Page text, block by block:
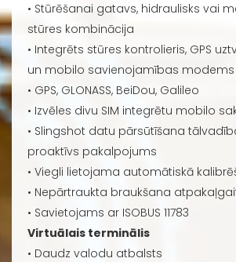
• Stūrēšanai gatavs, hidraulisks vai
stūres kombinācija
• Integrēts stūres kontrolieris, GPS
un mobilo savienojamības modems
• GPS, GLONASS, BeiDou, Galileo
• Izvēles divu SIM integrētu mobilo
• Slingshot datu pārsūtīšana
proaktīvs pakalpojums
• Viegli lietojama automātiskā
• Nepārtraukta braukšana
• Savietojams ar ISOBUS 11783
Virtuālais terminālis
• Daudz valodu atbalsts